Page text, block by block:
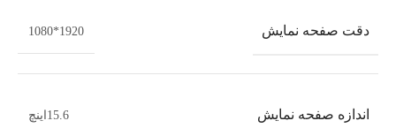
دقت صفحه نمایش 1920*1080
اندازه صفحه نمایش 15.6اینچ